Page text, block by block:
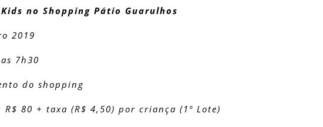
no Shopping Pátio Guarulhos
2019
7h30
do shopping
80 + taxa (R$ 4,50) por criança (1º Lote)